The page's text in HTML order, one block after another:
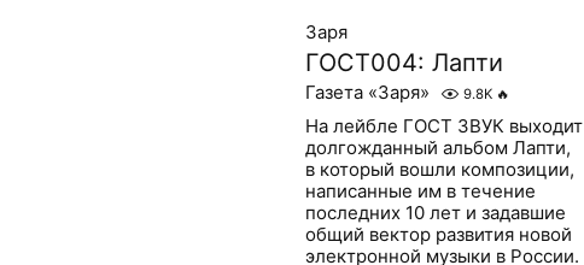
Заря
ГОСТ004: Лапти
Газета «Заря» 9.8K 🔥
На лейбле ГОСТ ЗВУК выходит
долгожданный альбом Лапти,
в который вошли композиции,
написанные им в течение
последних 10 лет и задавшие
общий вектор развития новой
электронной музыки в России.